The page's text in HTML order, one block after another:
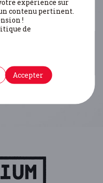
Dorien
expérience sur
contenu pertinent.
!
de
Accepter